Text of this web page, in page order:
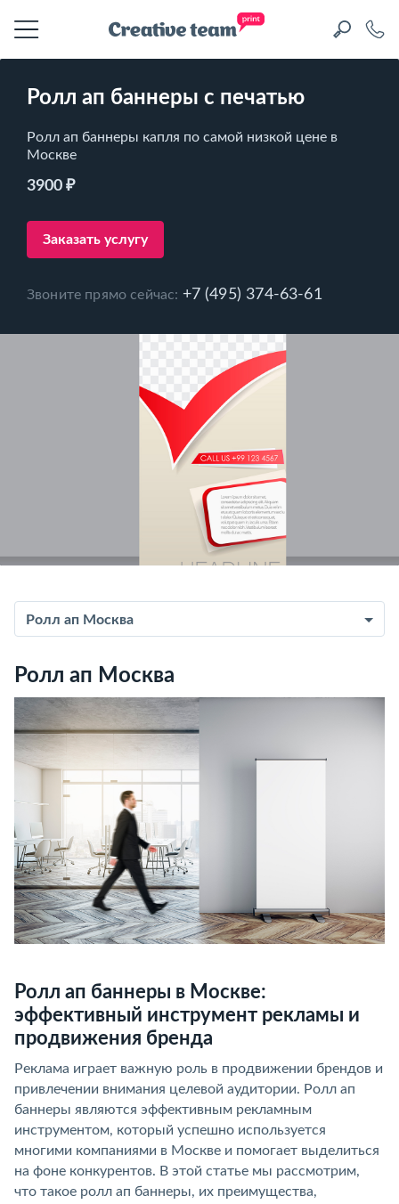
Ролл ап баннеры с печатью
Ролл ап баннеры капля по самой низкой цене в
Москве
3900 ₽
Заказать услугу
Звоните прямо сейчас: +7 (495) 374-63-61
Ролл ап Москва
Ролл ап Москва
Ролл ап баннеры в Москве:
эффективный инструмент рекламы и
продвижения бренда
Реклама играет важную роль в продвижении брендов и
привлечении внимания целевой аудитории. Ролл ап
баннеры являются эффективным рекламным
инструментом, который успешно используется
многими компаниями в Москве и помогает выделиться
на фоне конкурентов. В этой статье мы рассмотрим,
что такое ролл ап баннеры, их преимущества,